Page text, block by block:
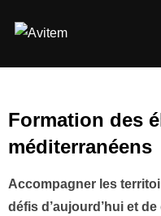
Formation des
méditerranéens
Accompagner les
défis d’aujourd’hui et